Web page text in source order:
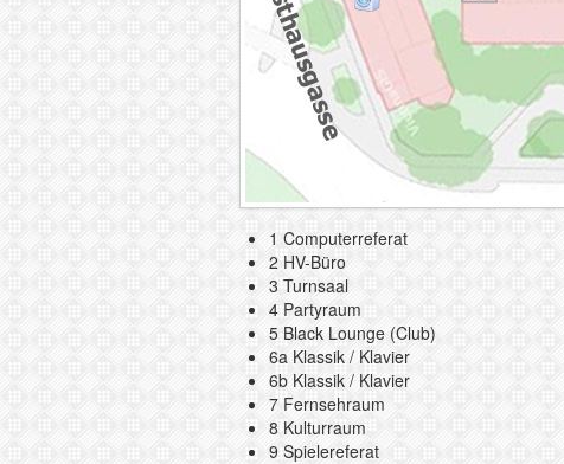
1 Computerreferat
2 HV-Büro
3 Turnsaal
4 Partyraum
5 Black Lounge (Club)
6a Klassik / Klavier
6b Klassik / Klavier
7 Fernsehraum
8 Kulturraum
9 Spielereferat